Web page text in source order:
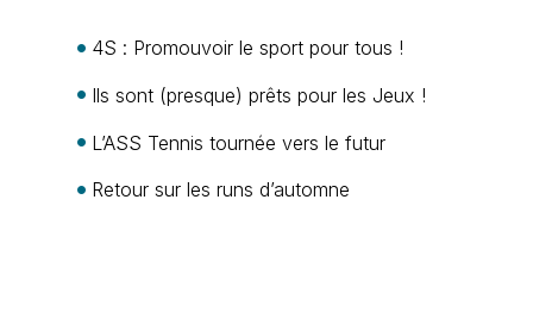
4S : Promouvoir le sport pour tous !
Ils sont (presque) prêts pour les Jeux !
L’ASS Tennis tournée vers le futur
Retour sur les runs d’automne